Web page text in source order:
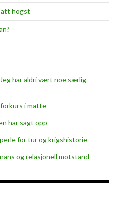
hogst
har aldri vært noe særlig
i matte
har sagt opp
for tur og krigshistorie
og relasjonell motstand